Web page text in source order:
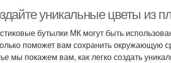
уникальные цветы из
бутылки МК могут быть
поможет вам сохранить окружающую
мы покажем вам, как легко создать